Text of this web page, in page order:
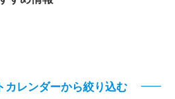
カレンダーから絞り込む